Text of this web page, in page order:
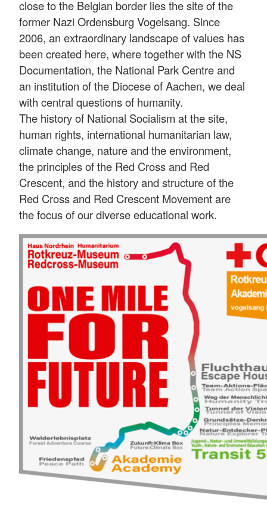
close to the Belgian border lies the site of the
former Nazi Ordensburg Vogelsang. Since
2006, an extraordinary landscape of values has
been created here, where together with the NS
Documentation, the National Park Centre and
an institution of the Diocese of Aachen, we deal
with central questions of humanity.
The history of National Socialism at the site,
human rights, international humanitarian law,
climate change, nature and the environment,
the principles of the Red Cross and Red
Crescent, and the history and structure of the
Red Cross and Red Crescent Movement are
the focus of our diverse educational work.